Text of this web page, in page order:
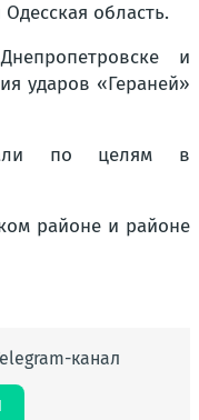
область.
и
ударов «Гераней»
по целям в
районе и районе
канал